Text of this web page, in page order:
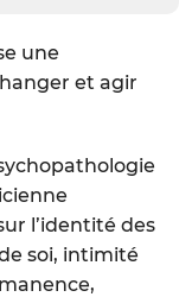
une
et agir
l’identité des
soi, intimité